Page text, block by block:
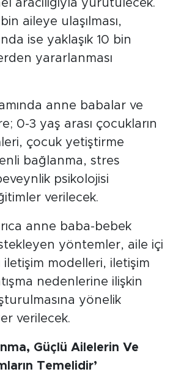
aracılığıyla yürütülecek.
aileye ulaşılması,
ise yaklaşık 10 bin
yararlanması
anne babalar ve
0-3 yaş arası çocukların
çocuk yetiştirme
bağlanma, stres
psikolojisi
verilecek.
anne baba-bebek
yöntemler, aile içi
iletişim modelleri, iletişim
nedenlerine ilişkin
yönelik
verilecek.
Güçlü Ailelerin Ve
Temelidir’